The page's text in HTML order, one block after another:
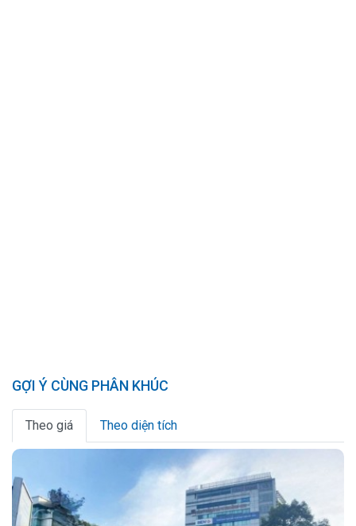
GỢI Ý CÙNG PHÂN KHÚC
Theo giá Theo diện tích